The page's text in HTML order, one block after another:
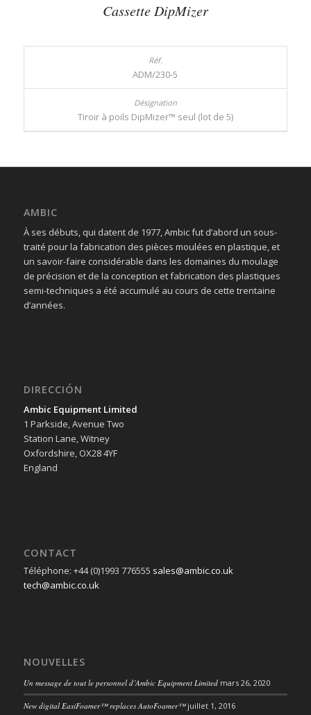
Cassette DipMizer
ADM/230-5
Tiroir à poils DipMizer™ seul (lot de 5)
AMBIC
À ses débuts, qui datent de 1977, Ambic fut d’abord un sous-
traité pour la fabrication des pièces moulées en plastique, et
un savoir-faire considérable dans les domaines du moulage
de précision et de la conception et fabrication des plastiques
semi-techniques a été accumulé au cours de cette trentaine
d’années.
DIRECCIÓN
Ambic Equipment Limited
1 Parkside, Avenue Two
Station Lane, Witney
Oxfordshire, OX28 4YF
England
CONTACT
Téléphone: +44 (0)1993 776555 sales@ambic.co.uk
tech@ambic.co.uk
NOUVELLES
Un message de tout le personnel d’Ambic Equipment Limited mars 26, 2020
New digital EasiFoamer™ replaces AutoFoamer™ juillet 1, 2016